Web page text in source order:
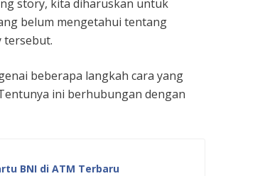
story, kita diharuskan untuk
belum mengetahui tentang
tersebut.
beberapa langkah cara yang
ini berhubungan dengan
BNI di ATM Terbaru